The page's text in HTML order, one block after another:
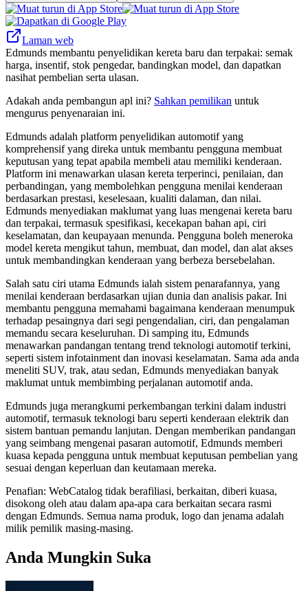
Laman web
Edmunds membantu penyelidikan kereta baru dan terpakai: semak
harga, insentif, stok pengedar, bandingkan model, dan dapatkan
nasihat pembelian serta ulasan.
Adakah anda pembangun apl ini? Sahkan pemilikan untuk
mengurus penyenaraian ini.
Edmunds adalah platform penyelidikan automotif yang
komprehensif yang direka untuk membantu pengguna membuat
keputusan yang tepat apabila membeli atau memiliki kenderaan.
Platform ini menawarkan ulasan kereta terperinci, penilaian, dan
perbandingan, yang membolehkan pengguna menilai kenderaan
berdasarkan prestasi, keselesaan, kualiti dalaman, dan nilai.
Edmunds menyediakan maklumat yang luas mengenai kereta baru
dan terpakai, termasuk spesifikasi, kecekapan bahan api, ciri
keselamatan, dan keupayaan menunda. Pengguna boleh meneroka
model kereta mengikut tahun, membuat, dan model, dan alat akses
untuk membandingkan kenderaan yang berbeza bersebelahan.
Salah satu ciri utama Edmunds ialah sistem penarafannya, yang
menilai kenderaan berdasarkan ujian dunia dan analisis pakar. Ini
membantu pengguna memahami bagaimana kenderaan menumpuk
terhadap pesaingnya dari segi pengendalian, ciri, dan pengalaman
memandu secara keseluruhan. Di samping itu, Edmunds
menawarkan pandangan tentang trend teknologi automotif terkini,
seperti sistem infotainment dan inovasi keselamatan. Sama ada anda
meneliti SUV, trak, atau sedan, Edmunds menyediakan banyak
maklumat untuk membimbing perjalanan automotif anda.
Edmunds juga merangkumi perkembangan terkini dalam industri
automotif, termasuk teknologi baru seperti kenderaan elektrik dan
sistem bantuan pemandu lanjutan. Dengan memberikan pandangan
yang seimbang mengenai pasaran automotif, Edmunds memberi
kuasa kepada pengguna untuk membuat keputusan pembelian yang
sesuai dengan keperluan dan keutamaan mereka.
Penafian: WebCatalog tidak berafiliasi, berkaitan, diberi kuasa,
disokong oleh atau dalam apa-apa cara berkaitan secara rasmi
dengan Edmunds. Semua nama produk, logo dan jenama adalah
milik pemilik masing-masing.
Anda Mungkin Suka